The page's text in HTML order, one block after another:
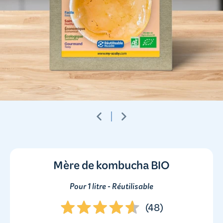
Mère de kombucha BIO
Pour 1 litre - Réutilisable
(48)